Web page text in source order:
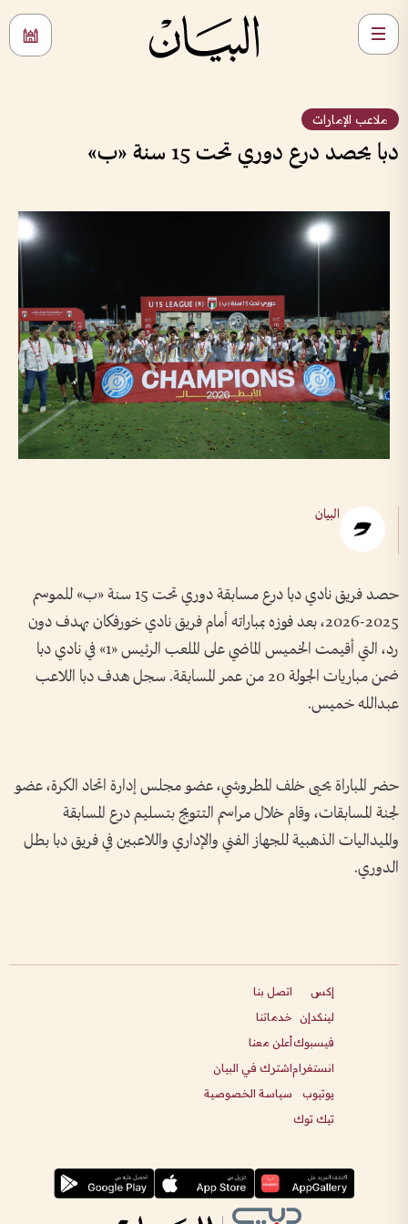
ملاعب الإمارات
دبا يحصد درع دوري تحت 15 سنة «ب»
البيان
حصد فريق نادي دبا درع مسابقة دوري تحت 15 سنة «ب» للموسم
2025-2026، بعد فوزه بمباراته أمام فريق نادي خورفكان بهدف دون
رد، التي أقيمت الخميس الماضي على الملعب الرئيس «1» في نادي دبا
ضمن مباريات الجولة 20 من عمر المسابقة. سجل هدف دبا اللاعب
عبدالله خميس.
حضر المباراة يحيى خلف المطروشي، عضو مجلس إدارة اتحاد الكرة، عضو
لجنة المسابقات، وقام خلال مراسم التتويج بتسليم درع المسابقة
والميداليات الذهبية للجهاز الفني والإداري واللاعبين في فريق دبا بطل
الدوري.
إكس
لينكدإن
فيسبوك
انستغرام
يوتيوب
تيك توك
اتصل بنا
خدماتنا
أعلن معنا
اشترك في البيان
سياسة الخصوصية